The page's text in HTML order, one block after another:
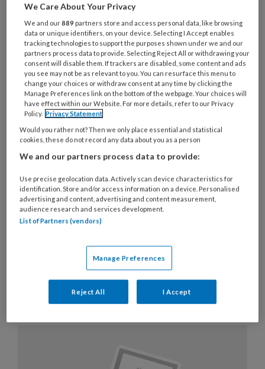
Verdieping
Branche
Omgaan met cliënten
PR
Praktijkvoering
Wet- en regelgeving
Artikelen over dit thema
14 OKTOBER 2021 EXTRA ARTIKEL
COSMETISCHE
We Care About Your Privacy
We and our889 partners store and access personal data, like browsing
data or unique identifiers, on your device. Selecting I Accept enables
tracking technologies to support the purposes shown under we and our
partners process data to provide. Selecting Reject All or withdrawing your
consent will disable them. If trackers are disabled, some content and ads
you see may not be as relevant to you. You can resurface this menu to
change your choices or withdraw consent at any time by clicking the
Manage Preferences link on the bottom of the webpage. Your choices will
have effect within our Website. For more details, refer to our Privacy
Policy. Privacy Statement
Would you rather not? Then we only place essential and statistical
cookies, these do not record any data about you as a person
We and our partners process data to provide:
Use precise geolocation data. Actively scan device characteristics for
identification. Store and/or access information on a device. Personalised
advertising and content, advertising and content measurement,
audience research and services development.
List of Partners (vendors)
Manage Preferences
Reject All I Accept